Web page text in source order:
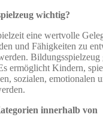
wichtig?
eine wertvolle
und Fähigkeiten zu
Bildungsspielzeug
ermöglicht Kindern,
sozialen, emotionalen
innerhalb von